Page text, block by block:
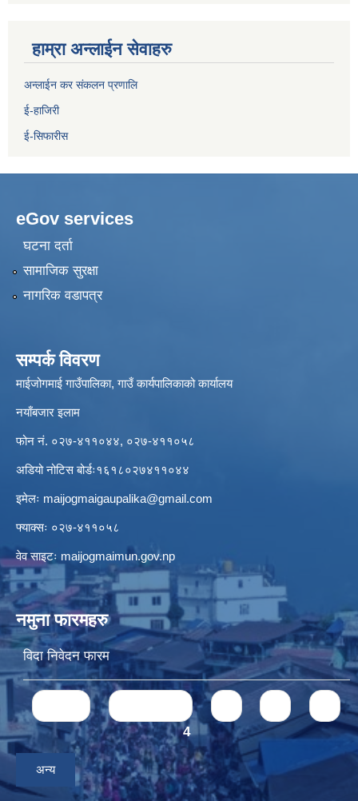
हाम्रा अन्लाईन सेवाहरु
अन्लाईन कर संकलन प्रणालि
ई-हाजिरी
ई-सिफारीस
eGov services
घटना दर्ता
सामाजिक सुरक्षा
नागरिक वडापत्र
सम्पर्क विवरण
माईजोगमाई गाउँपालिका, गाउँ कार्यपालिकाको कार्यालय
नयाँबजार इलाम
फोन नं. ०२७-४११०४४, ०२७-४११०५८
अडियो नोटिस बोर्डः१६१८०२७४११०४४
इमेलः maijogmaigaupalika@gmail.com
फ्याक्सः ०२७-४११०५८
वेव साइटः maijogmaimun.gov.np
नमुना फारमहरु
विदा निवेदन फारम
Pages
4
अन्य